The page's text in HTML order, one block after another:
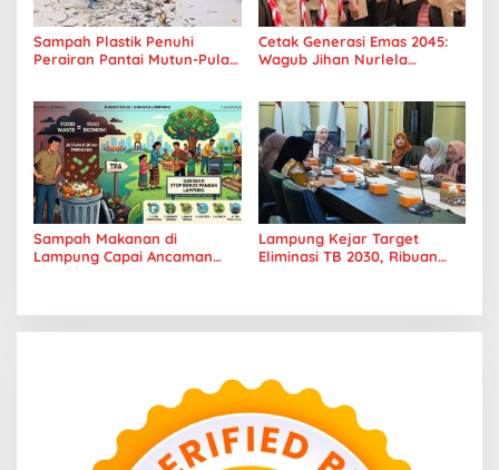
Sampah Plastik Penuhi
Perairan Pantai Mutun-Pulau
Cetak Generasi Emas 2045:
Wagub Jihan Nurlela
Era Digital
Sampah Makanan di
Lampung Capai Ancaman
Lampung Kejar Target
Eliminasi TB 2030, Ribuan